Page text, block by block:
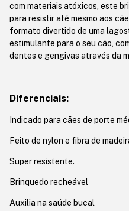
com materiais atóxicos, este
para resistir até mesmo aos
formato divertido de uma
estimulante para o seu cão,
dentes e gengivas através da
Diferenciais:
Indicado para cães de porte
Feito de nylon e fibra de
Super resistente.
Brinquedo recheável
Auxilia na saúde bucal